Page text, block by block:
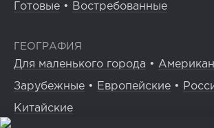
Готовые • Востребованные
ГЕОГРАФИЯ
Для маленького города •
Зарубежные • Европейские •
Китайские